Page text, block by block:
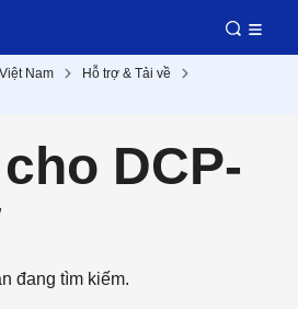
Nam
Hỗ trợ & Tải về
DCP-
đang tìm kiếm.